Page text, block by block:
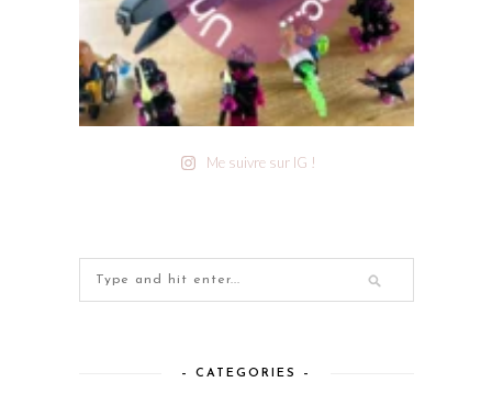
Me suivre sur IG !
– CATEGORIES –